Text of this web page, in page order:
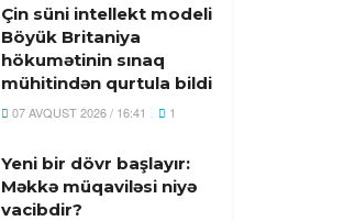
Çin süni intellekt modeli
Böyük Britaniya
hökumətinin sınaq
mühitindən qurtula bildi
07 AVQUST 2026 / 16:41 1
Yeni bir dövr başlayır:
Məkkə müqaviləsi niyə
vacibdir?